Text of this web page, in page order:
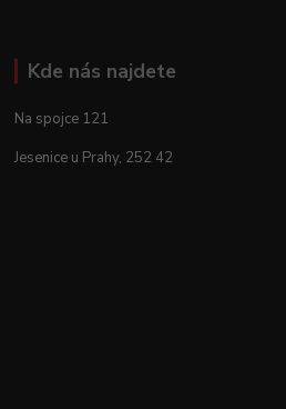
Kde nás najdete
Na spojce 121
Jesenice u Prahy, 252 42